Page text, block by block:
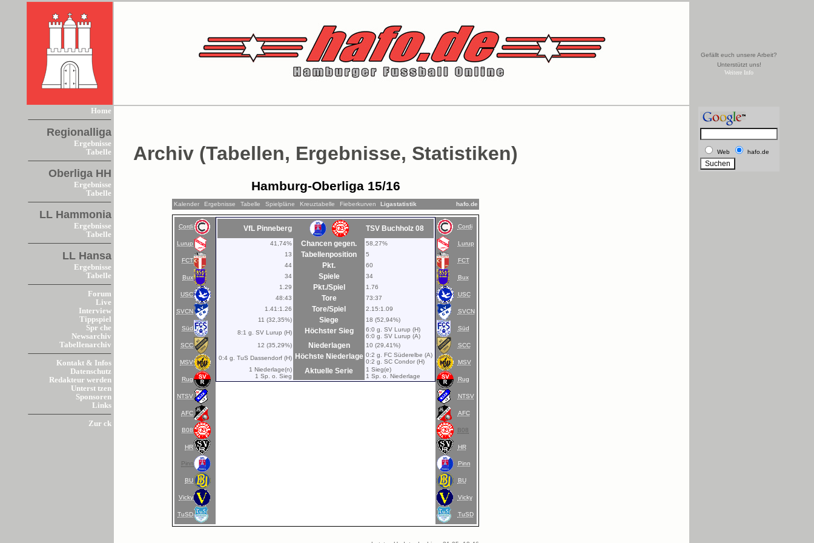
Gefällt euch unsere Arbeit?
Unterstützt uns!
Weitere Info
Home
Regionalliga
Ergebnisse
Tabelle
Oberliga HH
Ergebnisse
Tabelle
LL Hammonia
Ergebnisse
Tabelle
LL Hansa
Ergebnisse
Tabelle
Forum
Live
Interview
Tippspiel
Spr che
Newsarchiv
Tabellenarchiv
Kontakt & Infos
Datenschutz
Redakteur werden
Unterst tzen
Sponsoren
Links
Zur ck
Archiv (Tabellen, Ergebnisse, Statistiken)
Hamburg-Oberliga 15/16
Kalender Ergebnisse Tabelle Spielpläne Kreuztabelle Fieberkurven Ligastatistik hafo.de
Cordi
Lurup
FCT
Bux
USC
SVCN
Süd
SCC
MSV
Rug
NTSV
AFC
B08
HR
Pinn
BU
Vicky
TuSD
VfL Pinneberg TSV Buchholz 08
41,74% Chancen gegen.
58,27%
13
Tabellenposition
5
44
Pkt.
60
34
Spiele
34
1.29
Pkt./Spiel
1.76
48:43
Tore
73:37
1.41:1.26
Tore/Spiel
2.15:1.09
11 (32,35%)
Siege
18 (52,94%)
8:1 g. SV Lurup (H)
Höchster Sieg
6:0 g. SV Lurup (H)
6:0 g. SV Lurup (A)
12 (35,29%)
Niederlagen
10 (29,41%)
0:4 g. TuS Dassendorf (H) Höchste Niederlage 0:2 g. FC Süderelbe (A)
0:2 g. SC Condor (H)
1 Niederlage(n)
1 Sp. o. Sieg
Aktuelle Serie
1 Sieg(e)
1 Sp. o. Niederlage
Cordi
Lurup
FCT
Bux
USC
SVCN
Süd
SCC
MSV
Rug
NTSV
AFC
B08
HR
Pinn
BU
Vicky
TuSD
Web hafo.de